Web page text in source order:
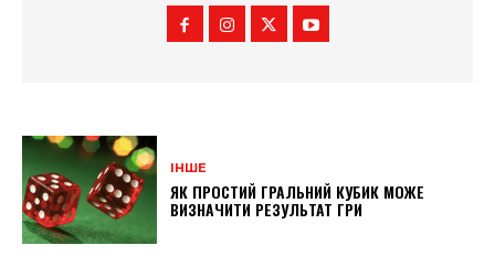
ІНШЕ
ЯК ПРОСТИЙ ГРАЛЬНИЙ КУБИК МОЖЕ
ВИЗНАЧИТИ РЕЗУЛЬТАТ ГРИ